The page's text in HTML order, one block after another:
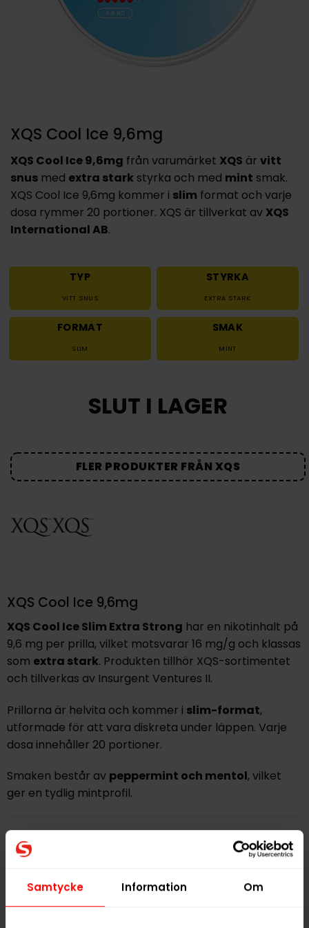
Samtycke Information Om
XQS Cool Ice 9,6mg
XQS Cool Ice 9,6mg från varumärket XQS är vitt
snus med extra stark styrka och med mint smak.
XQS Cool Ice 9,6mg kommer i slim format och varje
dosa rymmer 20 portioner. XQS är tillverkat av XQS
International AB.
TYP
VITT SNUS
STYRKA
EXTRA STARK
FORMAT
SLIM
SMAK
MINT
SLUT I LAGER
FLER PRODUKTER FRÅN XQS
XQS Cool Ice 9,6mg
XQS Cool Ice Slim Extra Strong har en nikotinhalt på
9,6 mg per prilla, vilket motsvarar 16 mg/g och klassas
som extra stark. Produkten tillhör XQS-sortimentet
och tillverkas av Insurgent Ventures II.
Prillorna är helvita och kommer i slim-format,
utformade för att vara diskreta under läppen. Varje
dosa innehåller 20 portioner.
Smaken består av peppermint och mentol, vilket
ger en tydlig mintprofil.
Hitta alla produkter frånXQS
PRODUKTINFORMATION